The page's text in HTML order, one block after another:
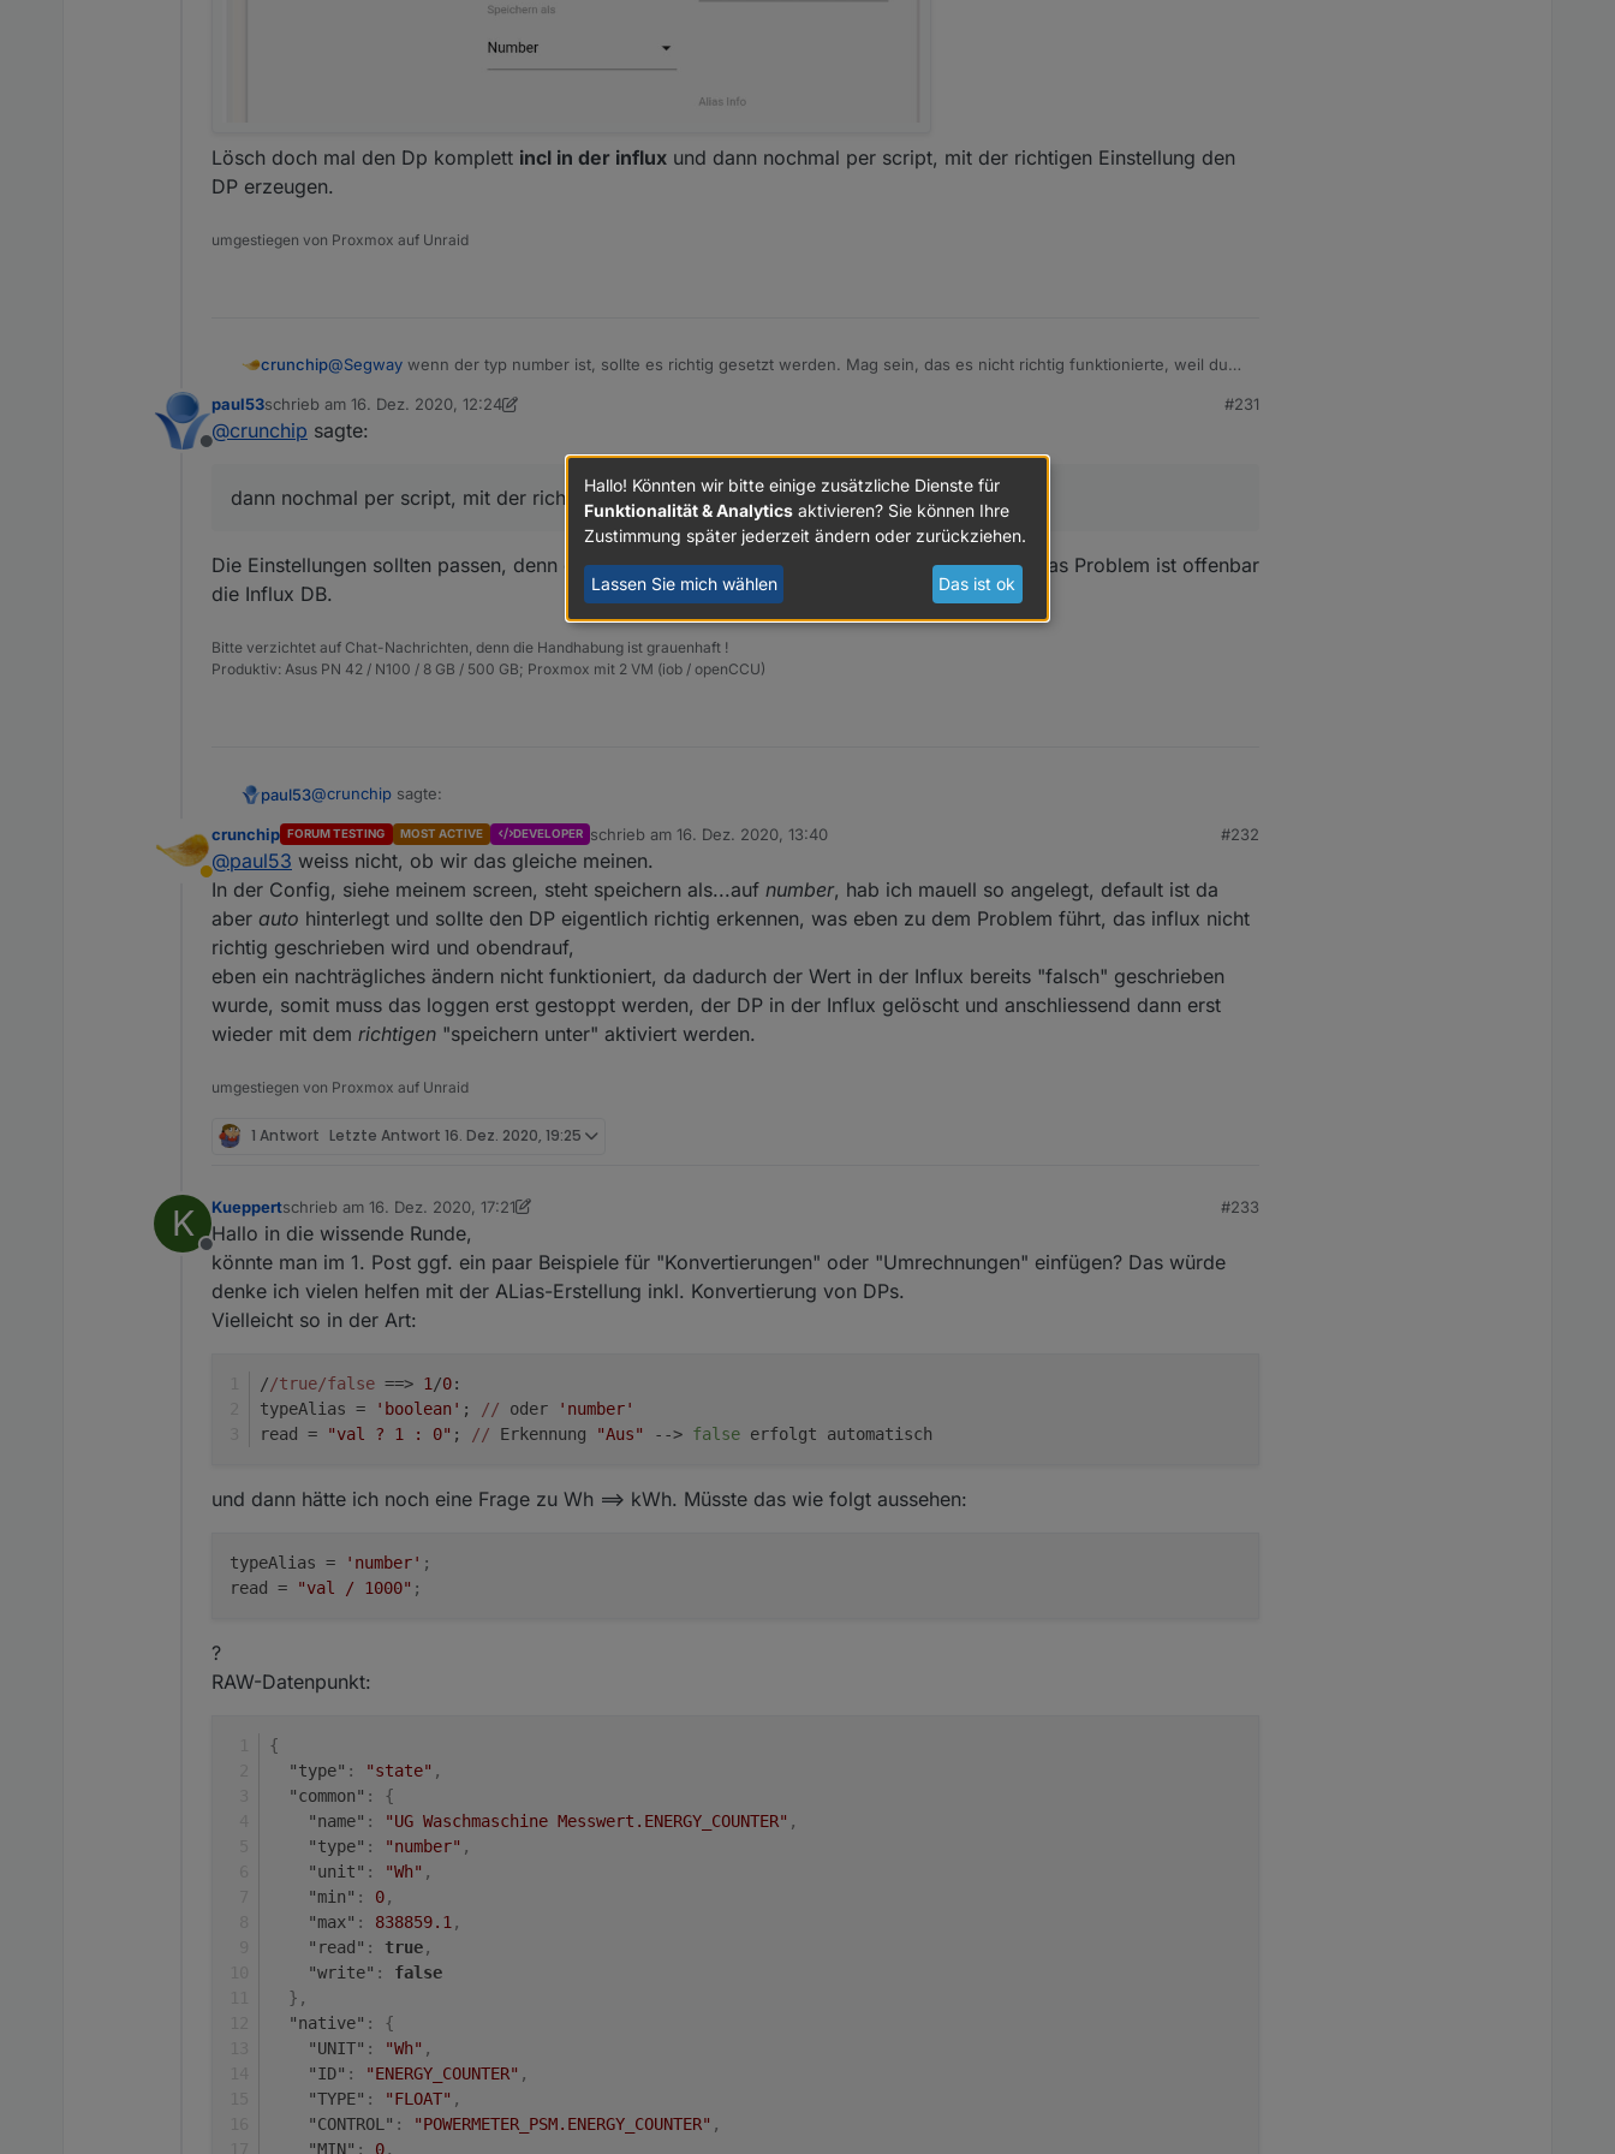
Lösch doch mal den Dp komplett incl in der influx und dann nochmal per script, mit der richtigen Einstellung den
DP erzeugen.
umgestiegen von Proxmox auf Unraid
crunchip@Segway wenn der typ number ist, sollte es richtig gesetzt werden. Mag sein, das es nicht richtig funktionierte, weil du
Ich meinte dieses
Lösch doch mal den Dp komplett
Offline
paul53schrieb am 16. Dez. 2020, 12:24
zuletzt editiert von paul53
#231
@crunchip sagte:
dann nochmal per script, mit der richtigen Einstellung den DP erzeugen.
Die Einstellungen sollten passen, denn der Alias schaltet laut@crunchip
zwischen 0 und 1. Das Problem ist offenbar
die Influx DB.
Bitte verzichtet auf Chat-Nachrichten, denn die Handhabung ist grauenhaft !
Produktiv: Asus PN 42 / N100 / 8 GB / 500 GB; Proxmox mit 2 VM (iob / openCCU)
paul53@crunchip sagte:
dann nochmal per script, mit der richtigen Einstellung den DP erzeugen.
Die Einstellungen sollten passen, denn der Alias schaltet laut@crunchip zwischen 0 und 1. Das Problem ist offenbar die
Influx DB.
Abwesend
crunchip FORUM TESTING MOST ACTIVE DEVELOPER schrieb am 16. Dez. 2020, 13:40
zuletzt editiert von
#232
@paul53 weiss nicht, ob wir das gleiche meinen.
In der Config, siehe meinem screen, steht speichern als...auf number, hab ich mauell so angelegt, default ist da
aber auto hinterlegt und sollte den DP eigentlich richtig erkennen, was eben zu dem Problem führt, das influx nicht
richtig geschrieben wird und obendrauf,
eben ein nachträgliches ändern nicht funktioniert, da dadurch der Wert in der Influx bereits "falsch" geschrieben
wurde, somit muss das loggen erst gestoppt werden, der DP in der Influx gelöscht und anschliessend dann erst
wieder mit dem richtigen "speichern unter" aktiviert werden.
umgestiegen von Proxmox auf Unraid
1 Antwort Letzte Antwort 16. Dez. 2020, 19:25
K
Offline
Kueppertschrieb am 16. Dez. 2020, 17:21
zuletzt editiert von Kueppert
#233
Hallo in die wissende Runde,
könnte man im 1. Post ggf. ein paar Beispiele für "Konvertierungen" oder "Umrechnungen" einfügen? Das würde
denke ich vielen helfen mit der ALias-Erstellung inkl. Konvertierung von DPs.
Vielleicht so in der Art:
//true/false ==> 1 /0:
typeAlias =
'boolean' ; // oder
'number'
read =
"val ? 1 : 0" ; // Erkennung "Aus" --> false erfolgt automatisch
und dann hätte ich noch eine Frage zu Wh ==> kWh. Müsste das wie folgt aussehen:
typeAlias = 'number' ;
read
= "val / 1000" ;
?
RAW-Datenpunkt:
{
"type" : "state" ,
"common" :
{
"name" : "UG Waschmaschine Messwert.ENERGY_COUNTER" ,
"type" : "number" ,
"unit" : "Wh" ,
"min" : 0,
"max" : 838859.1 ,
"read" : true,
"write" :
false
} ,
"native" :
{
"UNIT" : "Wh" ,
"ID" : "ENERGY_COUNTER" ,
"TYPE" : "FLOAT" ,
"CONTROL" : "POWERMETER_PSM.ENERGY_COUNTER" ,
"MIN" : 0,
Hallo! Könnten wir bitte einige zusätzliche Dienste für
Funktionalität & Analytics aktivieren? Sie können Ihre
Zustimmung später jederzeit ändern oder zurückziehen.
Lassen Sie mich wählen Das ist ok